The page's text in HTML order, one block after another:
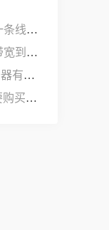
专线为什么需要配置主备链路？一条线路不够用吗？
服务器租用时，独享带宽和共享带宽到底有什么区别？
服务器托管时，1U、2U、4U服务器有什么区别？
国内企业部署SD-WAN组网，需要购买哪些设备和服务？